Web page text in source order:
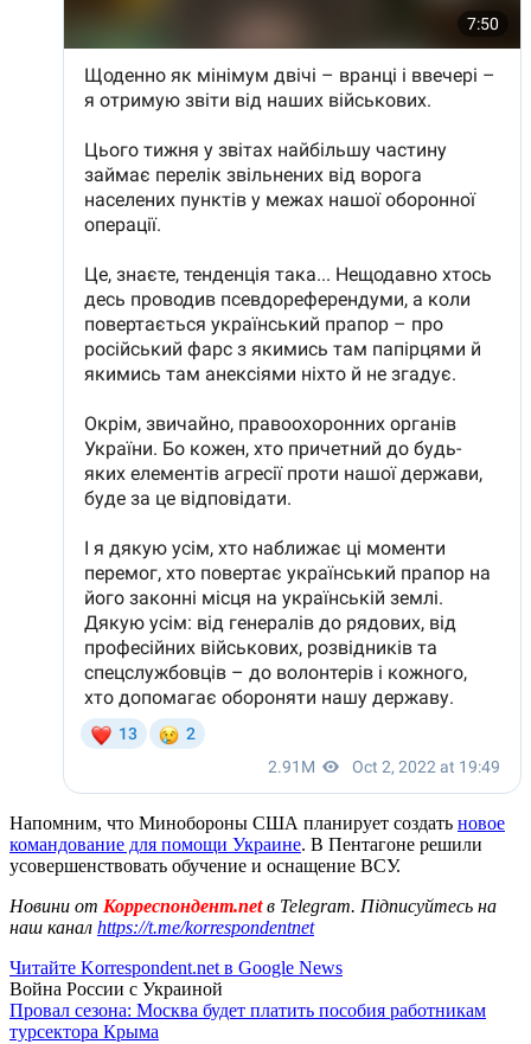
Напомним, что Минобороны США планирует создать новое
командование для помощи Украине. В Пентагоне решили
усовершенствовать обучение и оснащение ВСУ.
Новини от Корреспондент.netв Telegram. Підписуйтесь на
наш канал https://t.me/korrespondentnet
Читайте Korrespondent.net в Google News
Война России с Украиной
Провал сезона: Москва будет платить пособия работникам
турсектора Крыма